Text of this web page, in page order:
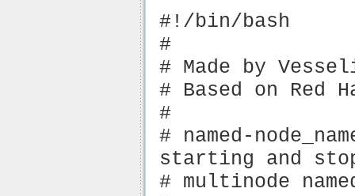
#!/bin/bash
#
# Made by
# Based on
#
# named-
starting and
# multinode